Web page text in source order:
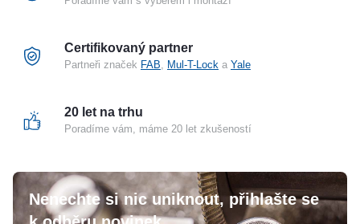
Certifikovaný partner
Partneři značek FAB Mul-T-Lock a Yale
20 let na trhu
Poradíme vám, máme 20 let zkušeností
Nenechte si nic uniknout, přihlašte se